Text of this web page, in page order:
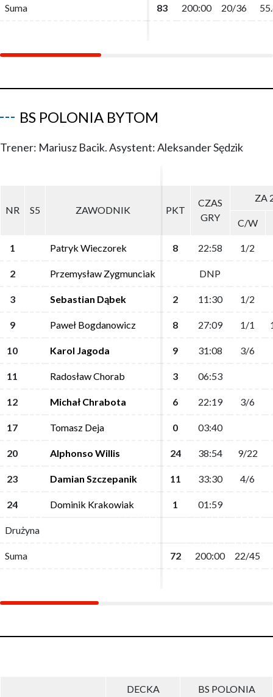
Suma 83 200:00 20/36
Suma 83 200:00 20/36
BS POLONIA BYTOM
Trener: Mariusz Bacik. Asystent: Aleksander Sędzik
NR S5 ZAWODNIK PKT
CZAS
GRY
ZA
C/W
1 Patryk Wieczorek 8 22:58 1/2
2 Przemysław Zygmunciak DNP
3 Sebastian Dąbek 2 11:30 1/2
9 Paweł Bogdanowicz 8 27:09 1/1
10 Karol Jagoda 9 31:08 3/6
11 Radosław Chorab 3 06:53
12 Michał Chrabota 6 22:19 3/6
17 Tomasz Deja 0 03:40
20 Alphonso Willis 24 38:54 9/22
23 Damian Szczepanik 11 33:30 4/6
24 Dominik Krakowiak 1 01:59
Drużyna
Suma 72 200:00 22/45
NR S5 ZAWODNIK PKT
CZAS
GRY
ZA
C/W
1 Patryk Wieczorek 8 22:58 1/2
2 Przemysław Zygmunciak DNP
3 Sebastian Dąbek 2 11:30 1/2
9 Paweł Bogdanowicz 8 27:09 1/1
10 Karol Jagoda 9 31:08 3/6
11 Radosław Chorab 3 06:53
12 Michał Chrabota 6 22:19 3/6
17 Tomasz Deja 0 03:40
20 Alphonso Willis 24 38:54 9/22
23 Damian Szczepanik 11 33:30 4/6
24 Dominik Krakowiak 1 01:59
Drużyna
Suma 72 200:00 22/45
DECKA
BS POLONIA